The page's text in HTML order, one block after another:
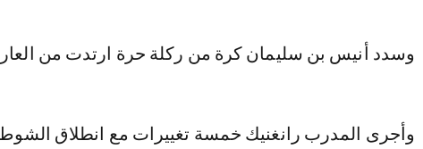
وسدد أنيس بن سليمان كرة من ركلة حرة ارتدت من العارضة
وأجرى المدرب رانغنيك خمسة تغييرات مع انطلاق الشوط